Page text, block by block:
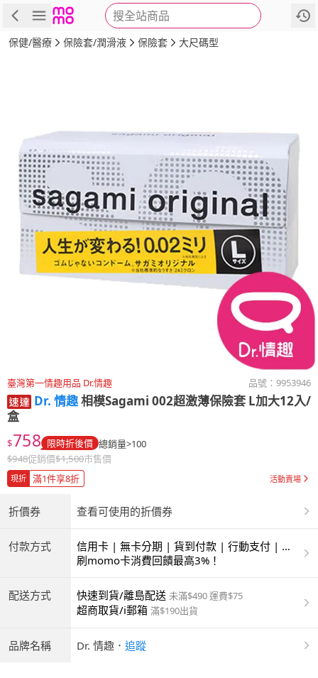
搜全站商品
商品 評價 詳情
保健/醫療 保險套/潤滑液 保險套 大尺碼型
臺灣第一情趣用品 Dr.情趣 品號： 9953946
Dr. 情趣相模Sagami 002超激薄保險套 L加大12入/
盒
$758 限時折後價 總銷量>100
$948促銷價$1,500市售價
現折 滿1件享8折 活動賣場
折價券 查看可使用的折價券
付款方式
信用卡 | 無卡分期 | 貨到付款 | 行動支付 | 超
商付款 | ATM | 銀聯卡
刷momo卡消費回饋最高3%！
配送方式 快速到貨/離島配送 未滿$490 運費$75
超商取貨/i郵箱 滿$190出貨
品牌名稱 Dr. 情趣 ． 追蹤